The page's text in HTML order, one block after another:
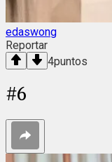
edaswong
Reportar
4puntos
#6